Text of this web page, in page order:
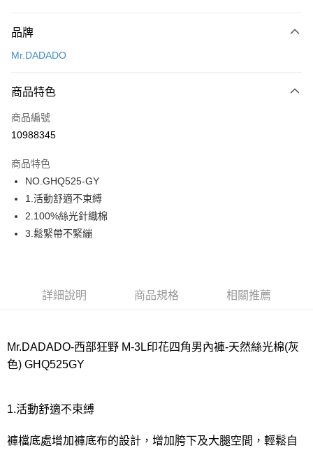
信用卡一次付款
LINE Pay
街口支付
運送方式
全家取貨付款
每筆NT$80，滿NT$1,000(含以上)免運費
7-11取貨付款
每筆NT$80，滿NT$1,000(含以上)免運費
每筆NT$220
品牌
Mr.DADADO
商品特色
商品編號
10988345
商品特色
NO.GHQ525-GY
1.活動舒適不束縛
2.100%絲光針織棉
3.鬆緊帶不緊繃
詳細說明 商品規格 相關推薦
Mr.DADADO-西部狂野 M-3L印花四角男內褲-天然絲光棉(灰
色) GHQ525GY
1.活動舒適不束縛
褲檔底處增加褲底布的設計，增加胯下及大腿空間，輕鬆自